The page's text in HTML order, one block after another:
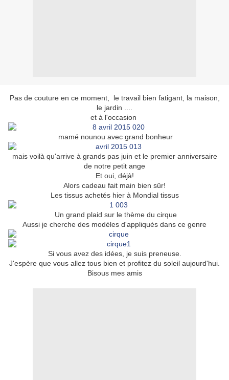
Pas de couture en ce moment, le travail bien fatigant, la maison,
le jardin ....
et à l'occasion
mamé nounou avec grand bonheur
mais voilà qu'arrive à grands pas juin et le premier anniversaire
de notre petit ange
Et oui, déjà!
Alors cadeau fait main bien sûr!
Les tissus achetés hier à Mondial tissus
Un grand plaid sur le thème du cirque
Aussi je cherche des modèles d'appliqués dans ce genre
Si vous avez des idées, je suis preneuse.
J'espère que vous allez tous bien et profitez du soleil aujourd'hui.
Bisous mes amis